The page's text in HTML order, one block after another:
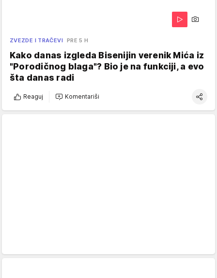
ZVEZDE I TRAČEVI PRE 5 H
Kako danas izgleda Bisenijin verenik Mića iz
"Porodičnog blaga"? Bio je na funkciji, a evo
šta danas radi
Reaguj Komentariši